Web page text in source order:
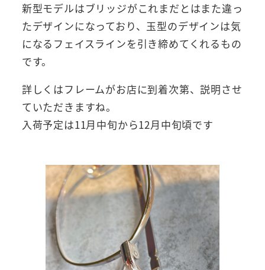
新型モデルはブリッジがこれまだとはまた違っ
たデザインになっており、玉型のデザインは気
になるフェイスラインを引き締めてくれるもの
です。
詳しくはフレームがお店に到着次第、説明させ
ていただきますね。
入荷予定は11月中旬から12月中旬頃です